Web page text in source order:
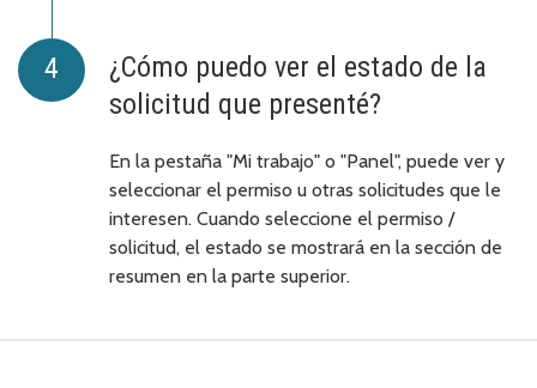
¿Cómo puedo ver el estado de la
solicitud que presenté?
En la pestaña "Mi trabajo" o "Panel", puede ver y
seleccionar el permiso u otras solicitudes que le
interesen. Cuando seleccione el permiso /
solicitud, el estado se mostrará en la sección de
resumen en la parte superior.